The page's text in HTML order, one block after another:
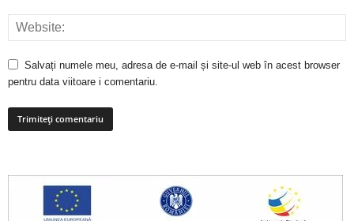
Salvați numele meu, adresa de e-mail și site-ul web în acest browser
pentru data viitoare i comentariu.